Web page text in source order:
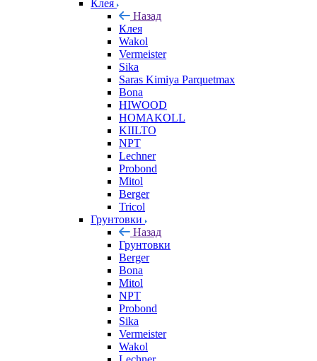
Клея
Назад
Клея
Wakol
Vermeister
Sika
Saras Kimiya Parquetmax
Bona
HIWOOD
HOMAKOLL
KIILTO
NPT
Lechner
Probond
Mitol
Berger
Tricol
Грунтовки
Назад
Грунтовки
Berger
Bona
Mitol
NPT
Probond
Sika
Vermeister
Wakol